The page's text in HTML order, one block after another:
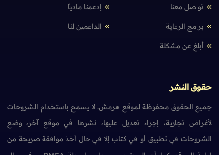
تواصل معنا إدعمنا مادياً
برامج الرعاية الداعمين لنا
أبلغ عن مشكلة
حقوق النشر
جميع الحقوق محفوظة لموقع هرمش. لا يسمح باستخدام الشروحات
لأغراض تجارية، إجراء تعديل عليها، نشرها في موقع آخر، وضع
الشروحات في تطبيق أو في كتاب إلا في حال أخذ موافقة صريحة من